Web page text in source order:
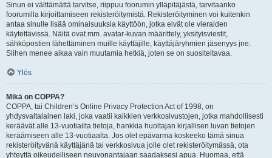
Sinun ei välttämättä tarvitse, riippuu foorumin ylläpitäjästä, tarvitaanko
foorumilla kirjoittamiseen rekisteröitymistä. Rekisteröityminen voi kuitenkin
antaa sinulle lisää ominaisuuksia käyttöön, jotka eivät ole vieraiden
käytettävissä. Näitä ovat mm. avatar-kuvan määrittely, yksityisviestit,
sähköpostien lähettäminen muille käyttäjille, käyttäjäryhmien jäsenyys jne.
Siihen menee aikaa vain muutamia hetkiä, joten se on suositeltavaa.
Ylös
Mikä on COPPA?
COPPA, tai Children’s Online Privacy Protection Act of 1998, on
yhdysvaltalainen laki, joka vaatii kaikkien verkkosivustojen, jotka mahdollisesti
keräävät alle 13-vuotiailta tietoja, hankkia huoltajan kirjallisen luvan tietojen
keräämiseen alle 13-vuotiaalta. Jos olet epävarma koskeeko tämä sinua
rekisteröityvänä käyttäjänä tai verkkosivua jolle olet rekisteröitymässä, ota
yhteyttä oikeudelliseen neuvonantajaan saadaksesi apua. Huomaa, että